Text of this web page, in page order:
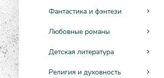
Фантастика и фэнтези
Любовные романы
Детская литература
Религия и духовность